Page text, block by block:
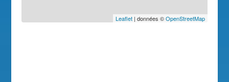
Leaflet| données ©OpenStreetMap